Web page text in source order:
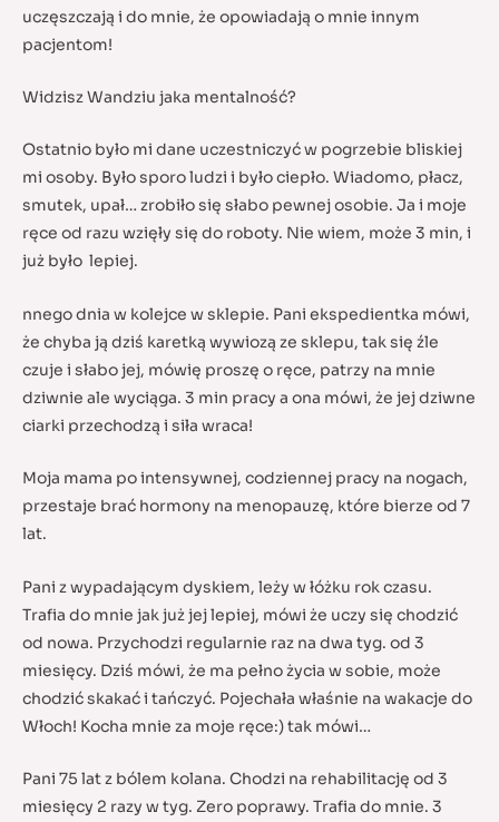
uczęszczają i do mnie, że opowiadają o mnie innym
pacjentom!
Widzisz Wandziu jaka mentalność?
Ostatnio było mi dane uczestniczyć w pogrzebie bliskiej
mi osoby. Było sporo ludzi i było ciepło. Wiadomo, płacz,
smutek, upał… zrobiło się słabo pewnej osobie. Ja i moje
ręce od razu wzięły się do roboty. Nie wiem, może 3 min, i
już było lepiej.
nnego dnia w kolejce w sklepie. Pani ekspedientka mówi,
że chyba ją dziś karetką wywiozą ze sklepu, tak się źle
czuje i słabo jej, mówię proszę o ręce, patrzy na mnie
dziwnie ale wyciąga. 3 min pracy a ona mówi, że jej dziwne
ciarki przechodzą i siła wraca!
Moja mama po intensywnej, codziennej pracy na nogach,
przestaje brać hormony na menopauzę, które bierze od 7
lat.
Pani z wypadającym dyskiem, leży w łóżku rok czasu.
Trafia do mnie jak już jej lepiej, mówi że uczy się chodzić
od nowa. Przychodzi regularnie raz na dwa tyg. od 3
miesięcy. Dziś mówi, że ma pełno życia w sobie, może
chodzić skakać i tańczyć. Pojechała właśnie na wakacje do
Włoch! Kocha mnie za moje ręce:) tak mówi…
Pani 75 lat z bólem kolana. Chodzi na rehabilitację od 3
miesięcy 2 razy w tyg. Zero poprawy. Trafia do mnie. 3